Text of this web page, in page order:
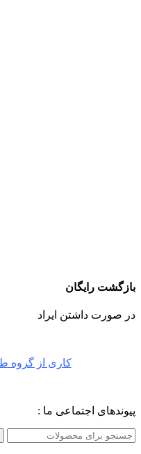
بازگشت رایگان
در صورت داشتن ایراد
کاری از گروه
پیوندهای اجتماعی ما :